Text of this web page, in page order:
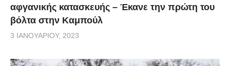
αφγανικής κατασκευής – Έκανε την πρώτη του
βόλτα στην Καμπούλ
3 ΙΑΝΟΥΑΡΊΟΥ, 2023